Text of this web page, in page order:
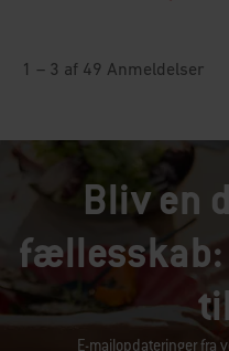
Bliv en
fællesskab:
E-mailopdateringer fra